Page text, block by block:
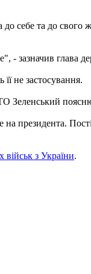
себе та до
- зазначив глава
не застосування.
Зеленський
президента.
з України.